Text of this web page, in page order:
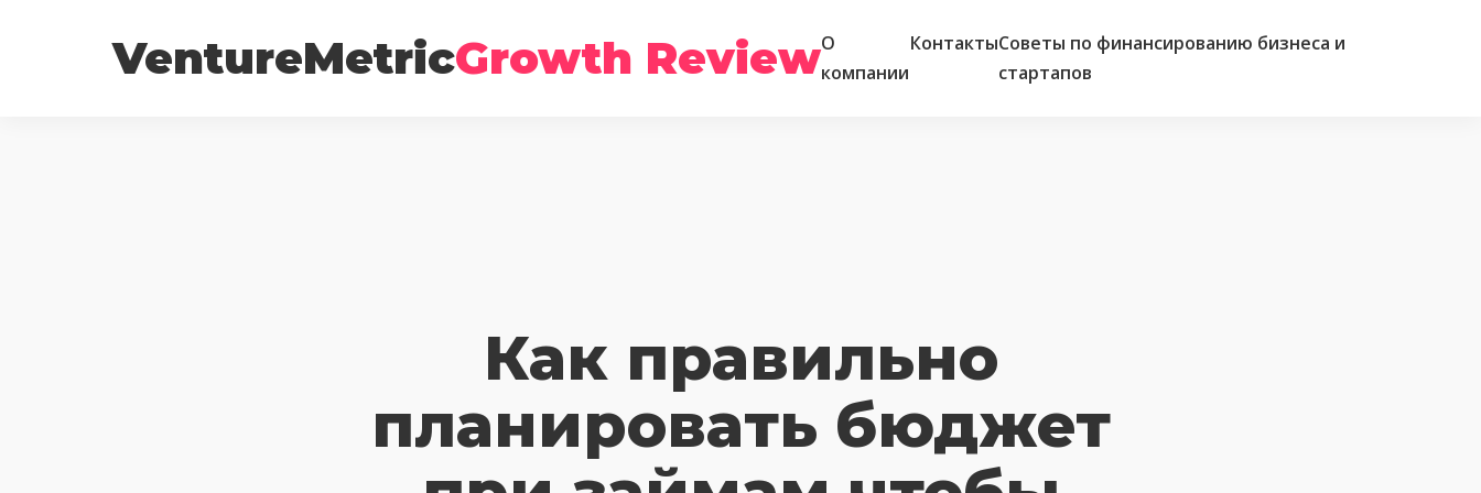
VentureMetricGrowth ReviewО
компании
КонтактыСоветы по финансированию бизнеса и
стартапов
Как правильно
планировать бюджет